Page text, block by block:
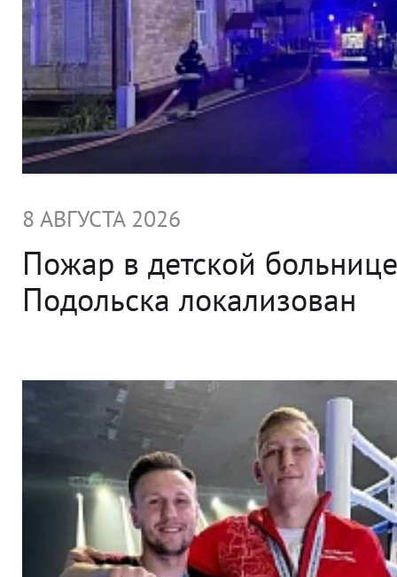
8 АВГУСТА 2026
Пожар в детской больнице
Подольска локализован